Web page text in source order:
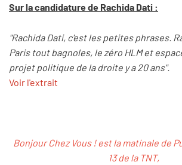
Sur la candidature de Rachida Dati :
"Rachida Dati, c'est les petites phrases.
Paris tout bagnoles, le zéro HLM et
projet politique de la droite y a 20 ans".
Voir l'extrait
Bonjour Chez Vous ! est la matinale de
13 de la TNT,